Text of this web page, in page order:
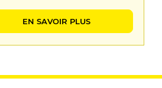
EN SAVOIR PLUS